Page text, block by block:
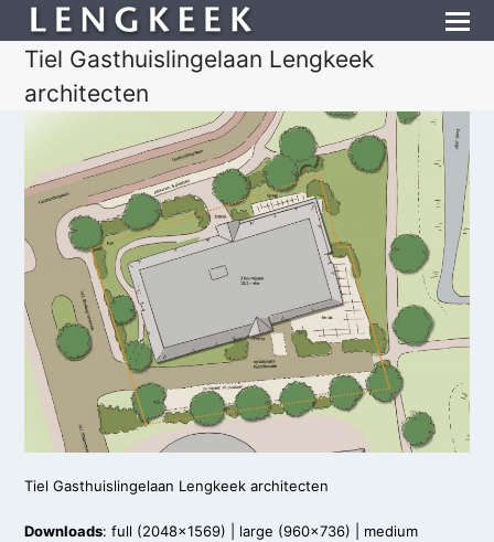
Tiel Gasthuislingelaan Lengkeek
architecten
Tiel Gasthuislingelaan Lengkeek architecten
Downloads:full (2048x1569) large (960x736)
medium